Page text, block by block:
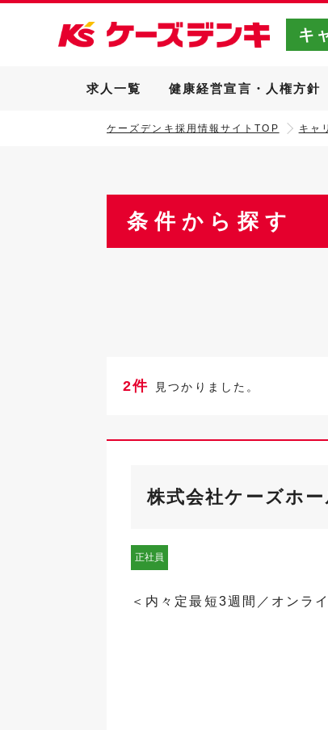
キ
求人一覧 健康経営宣言・人権方針
ケーズデンキ採用情報サイトTOP キャ
条件から探す
2件 見つかりました。
株式会社ケーズホ
正社員
＜内々定最短3週間／オンラ